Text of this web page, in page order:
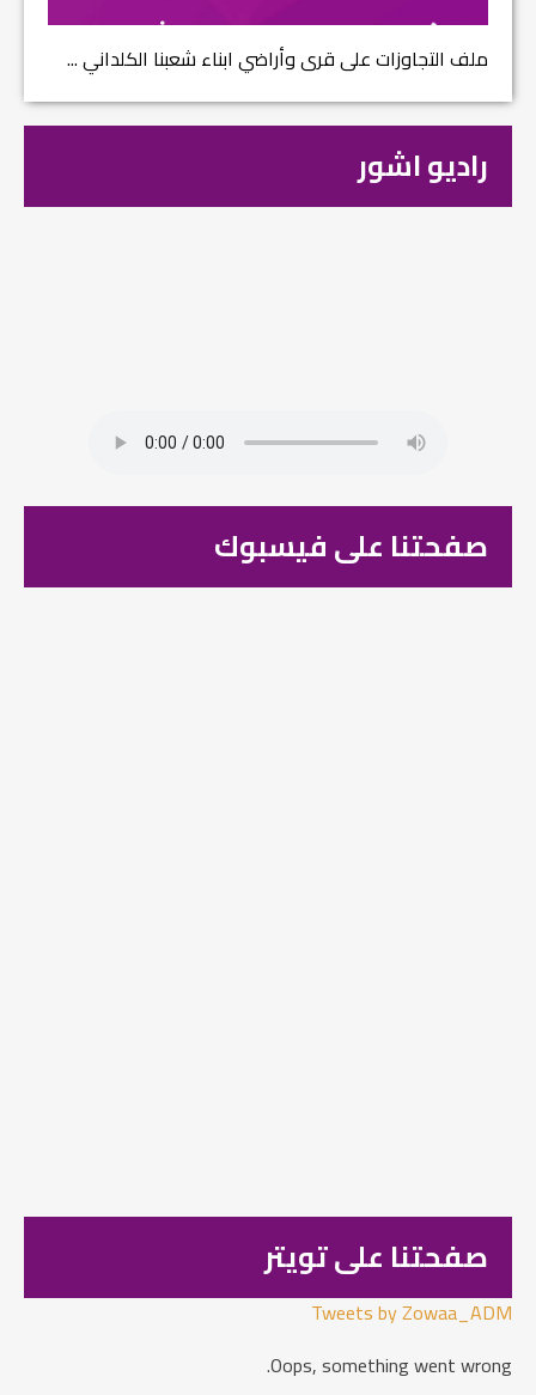
ملف التجاوزات على قرى وأراضي ابناء شعبنا الكلداني ...
راديو اشور
صفحتنا على فيسبوك
صفحتنا على تويتر
Tweets by Zowaa_ADM